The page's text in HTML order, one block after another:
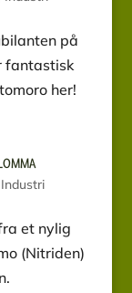
på
fantastisk
her!
Industri
et nylig
(Nitriden)